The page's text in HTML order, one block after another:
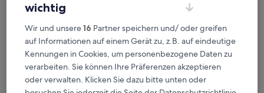
Courtyard By Marriott Pilsen
Courtyard By Marriott Pilsen
4.0-
Sterne-
Unterkunft
Altstadt von Pilsen, 0,8 km von Bahnhof Plzen hlavní nádraží
entfernt
von
10,
9,0/10 Wunderbar (603 Bewertungen)
Preis
wichtig
Wir und unsere16 Partner speichern und/ oder greifen
auf Informationen auf einem Gerät zu, z.B. auf eindeutige
Kennungen in Cookies, um personenbezogene Daten zu
verarbeiten. Sie können Ihre Präferenzen akzeptieren
oder verwalten. Klicken Sie dazu bitte unten oder